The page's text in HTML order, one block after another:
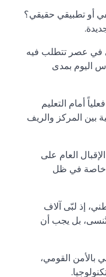
أو تطبيقي حقيقي؟
في عصر تتطلب فيه
اليوم بمدى
أمام التعليم
بين المركز والريف
العام على
خاصة في ظل
إذ لبّى آلاف
تُنسى، بل يجب أن
بالأمن القومي،